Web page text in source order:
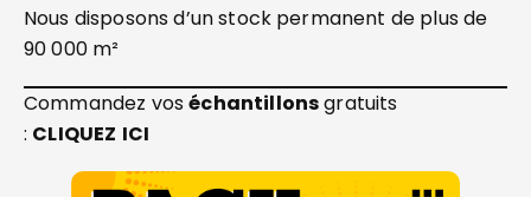
Nous disposons d’un stock permanent de plus de
90 000 m²
Commandez voséchantillonsgratuits
: CLIQUEZ ICI